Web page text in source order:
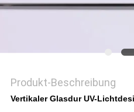
Produkt-Beschreibung
Vertikaler Glasdur UV-